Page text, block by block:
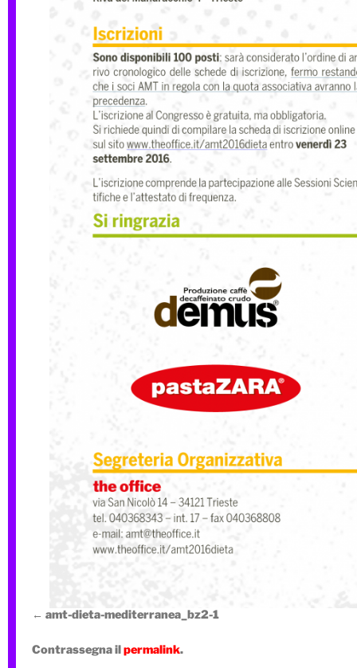
amt-dieta-mediterranea_bz2-1
Contrassegna ilpermalink.